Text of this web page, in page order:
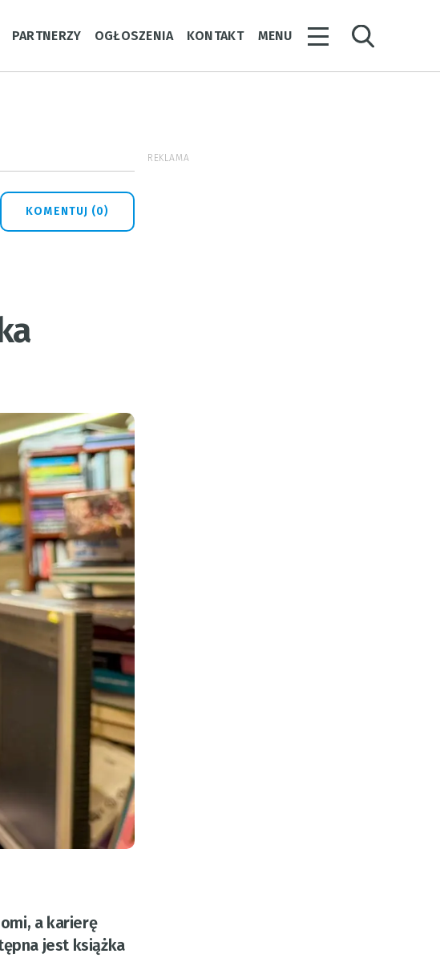
PARTNERZY OGŁOSZENIA KONTAKT MENU
KOMENTUJ (0)
a karierę
jest książka
REKLAMA